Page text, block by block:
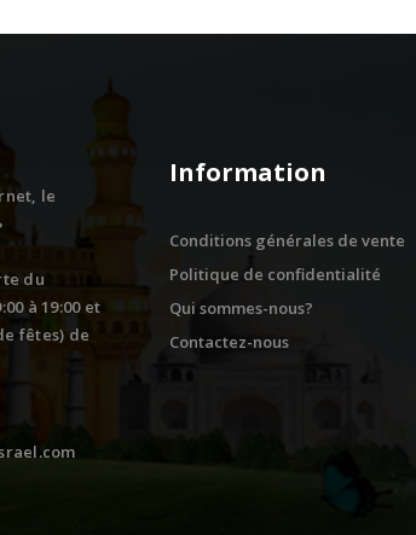
le
du
à 19:00 et
fêtes) de
Information
Conditions générales de vente
Politique de confidentialité
Qui sommes-nous?
Contactez-nous